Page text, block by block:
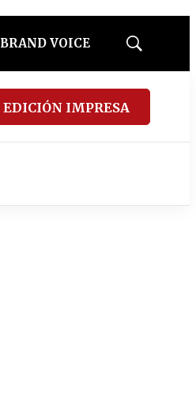
BRAND VOICE
Mostrar
EDICIÓN IMPRESA